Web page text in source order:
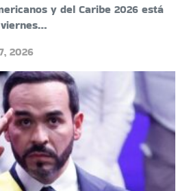
y del Caribe 2026 está
2026